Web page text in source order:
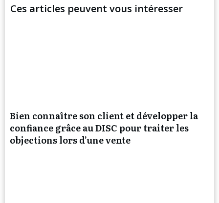
Ces articles peuvent vous intéresser
Bien connaître son client et développer la
confiance grâce au DISC pour traiter les
objections lors d’une vente